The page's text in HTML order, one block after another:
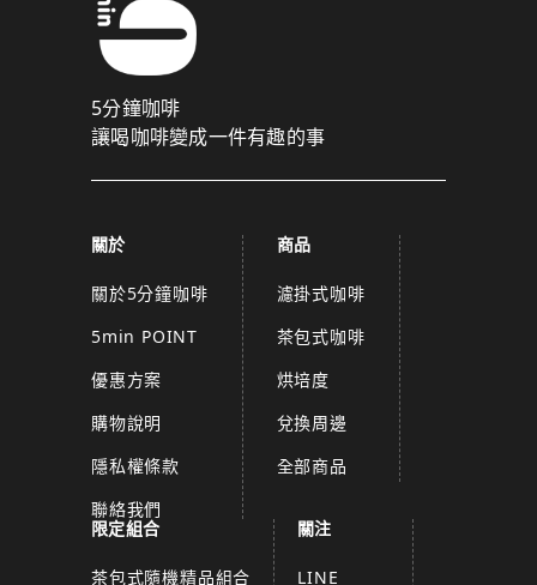
5分鐘咖啡
讓喝咖啡變成一件有趣的事
關於
關於5分鐘咖啡
5min POINT
優惠方案
購物說明
隱私權條款
聯絡我們
商品
濾掛式咖啡
茶包式咖啡
烘培度
兌換周邊
全部商品
限定組合
茶包式隨機精品組合
關注
LINE